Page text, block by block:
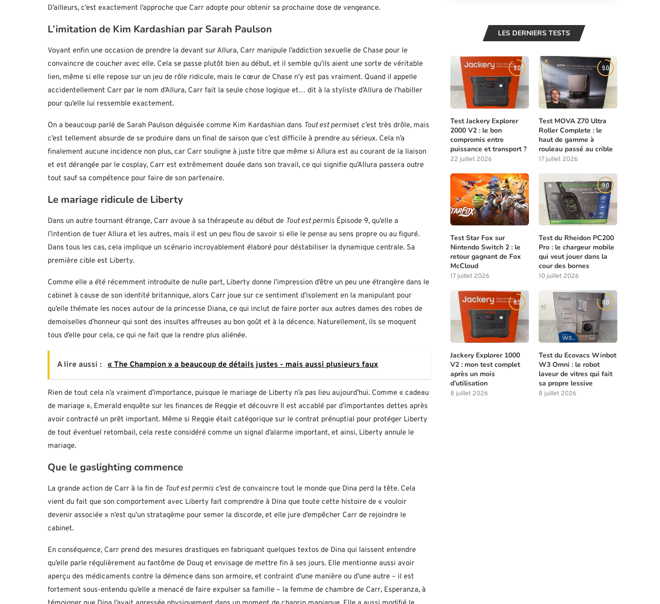
D’ailleurs, c’est exactement l’approche que Carr adopte pour obtenir sa prochaine dose de vengeance.
L’imitation de Kim Kardashian par Sarah Paulson
Voyant enfin une occasion de prendre la devant sur Allura, Carr manipule l’addiction sexuelle de Chase pour le
convaincre de coucher avec elle. Cela se passe plutôt bien au début, et il semble qu’ils aient une sorte de véritable
lien, même si elle repose sur un jeu de rôle ridicule, mais le cœur de Chase n’y est pas vraiment. Quand il appelle
accidentellement Carr par le nom d’Allura, Carr fait la seule chose logique et… dit à la styliste d’Allura de l’habiller
pour qu’elle lui ressemble exactement.
On a beaucoup parlé de Sarah Paulson déguisée comme Kim Kardashian dans Tout est permiset c’est très drôle, mais
c’est tellement absurde de se produire dans un final de saison que c’est difficile à prendre au sérieux. Cela n’a
finalement aucune incidence non plus, car Carr souligne à juste titre que même si Allura est au courant de la liaison
et est dérangée par le cosplay, Carr est extrêmement douée dans son travail, ce qui signifie qu’Allura passera outre
tout sauf sa compétence pour faire de son partenaire.
Le mariage ridicule de Liberty
Dans un autre tournant étrange, Carr avoue à sa thérapeute au début de Tout est permis Épisode 9, qu’elle a
l’intention de tuer Allura et les autres, mais il est un peu flou de savoir si elle le pense au sens propre ou au figuré.
Dans tous les cas, cela implique un scénario incroyablement élaboré pour déstabiliser la dynamique centrale. Sa
première cible est Liberty.
Comme elle a été récemment introduite de nulle part, Liberty donne l’impression d’être un peu une étrangère dans le
cabinet à cause de son identité britannique, alors Carr joue sur ce sentiment d’isolement en la manipulant pour
qu’elle thémate les noces autour de la princesse Diana, ce qui inclut de faire porter aux autres dames des robes de
demoiselles d’honneur qui sont des insultes affreuses au bon goût et à la décence. Naturellement, ils se moquent
tous d’elle pour cela, ce qui ne fait que la rendre plus aliénée.
A lire aussi : « The Champion » a beaucoup de détails justes - mais aussi plusieurs faux
Rien de tout cela n’a vraiment d’importance, puisque le mariage de Liberty n’a pas lieu aujourd’hui. Comme « cadeau
de mariage », Emerald enquête sur les finances de Reggie et découvre Il est accablé par d’importantes dettes après
avoir contracté un prêt important. Même si Reggie était catégorique sur le contrat prénuptial pour protéger Liberty
de tout éventuel retombail, cela reste considéré comme un signal d’alarme important, et ainsi, Liberty annule le
mariage.
Que le gaslighting commence
La grande action de Carr à la fin de Tout est permis c’est de convaincre tout le monde que Dina perd la tête. Cela
vient du fait que son comportement avec Liberty fait comprendre à Dina que toute cette histoire de « vouloir
devenir associée » n’est qu’un stratagème pour semer la discorde, et elle jure d’empêcher Carr de rejoindre le
cabinet.
En conséquence, Carr prend des mesures drastiques en fabriquant quelques textos de Dina qui laissent entendre
qu’elle parle régulièrement au fantôme de Doug et envisage de mettre fin à ses jours. Elle mentionne aussi avoir
aperçu des médicaments contre la démence dans son armoire, et contraint d’une manière ou d’une autre – il est
fortement sous-entendu qu’elle a menacé de faire expulser sa famille – la femme de chambre de Carr, Esperanza, à
LES DERNIERS TESTS
9.0
Test Jackery Explorer
2000 V2 : le bon
compromis entre
puissance et transport ?
22 juillet 2026
9.0
Test MOVA Z70 Ultra
Roller Complete : le
haut de gamme à
rouleau passé au crible
17 juillet 2026
8.0
Test Star Fox sur
Nintendo Switch 2 : le
retour gagnant de Fox
McCloud
17 juillet 2026
9.0
Test du Rheidon PC200
Pro : le chargeur mobile
qui veut jouer dans la
cour des bornes
10 juillet 2026
8.5
Jackery Explorer 1000
V2 : mon test complet
après un mois
d’utilisation
8 juillet 2026
8.0
Test du Ecovacs Winbot
W3 Omni : le robot
laveur de vitres qui fait
sa propre lessive
8 juillet 2026